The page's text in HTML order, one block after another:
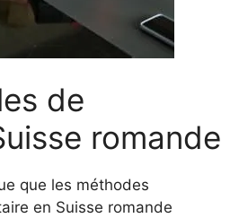
de
romande
que les méthodes
en Suisse romande